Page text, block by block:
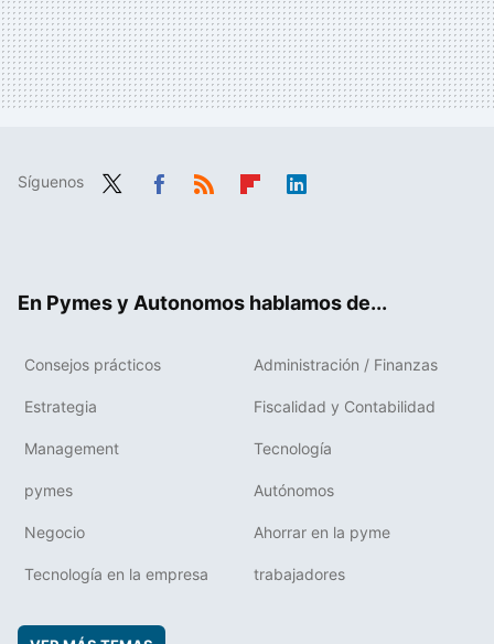
Síguenos
En Pymes y Autonomos hablamos de...
Consejos prácticos Administración / Finanzas
Estrategia Fiscalidad y Contabilidad
Management Tecnología
pymes Autónomos
Negocio Ahorrar en la pyme
Tecnología en la empresa trabajadores